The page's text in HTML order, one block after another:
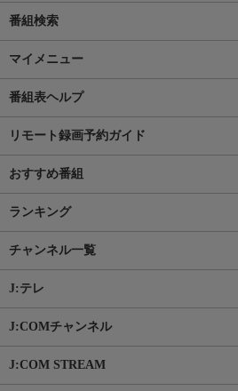
番組検索
マイメニュー
番組表ヘルプ
リモート録画予約ガイド
おすすめ番組
ランキング
チャンネル一覧
J:テレ
J:COMチャンネル
J:COM STREAM